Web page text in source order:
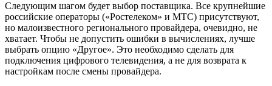
Следующим шагом будет выбор поставщика. Все крупнейшие
российские операторы («Ростелеком» и МТС) присутствуют,
но малоизвестного регионального провайдера, очевидно, не
хватает. Чтобы не допустить ошибки в вычислениях, лучше
выбрать опцию «Другое». Это необходимо сделать для
подключения цифрового телевидения, а не для возврата к
настройкам после смены провайдера.